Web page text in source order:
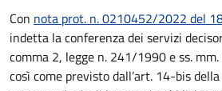
Con nota prot. n. 0210452/2022 del
indetta la conferenza dei servizi
comma 2, legge n. 241/1990 e ss.
così come previsto dall’art. 14-bis